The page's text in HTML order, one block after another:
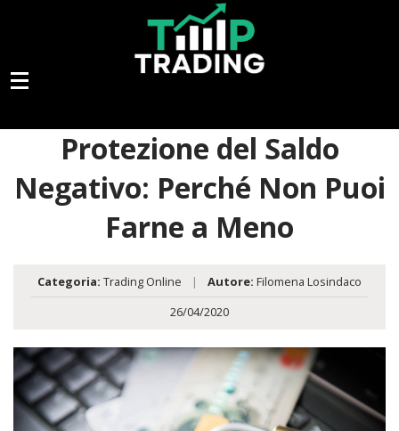
Protezione del Saldo
Negativo: Perché Non Puoi
Farne a Meno
Categoria: Trading Online | Autore: Filomena Losindaco
26/04/2020